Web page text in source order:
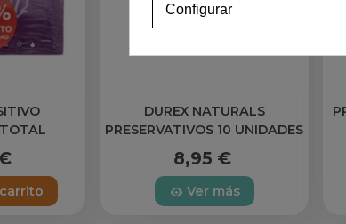
12
2 CAJAS
DUREX NATURALS
PRESERVATIVOS 10 UNIDADES
8,95 €
Ver más
Configurar